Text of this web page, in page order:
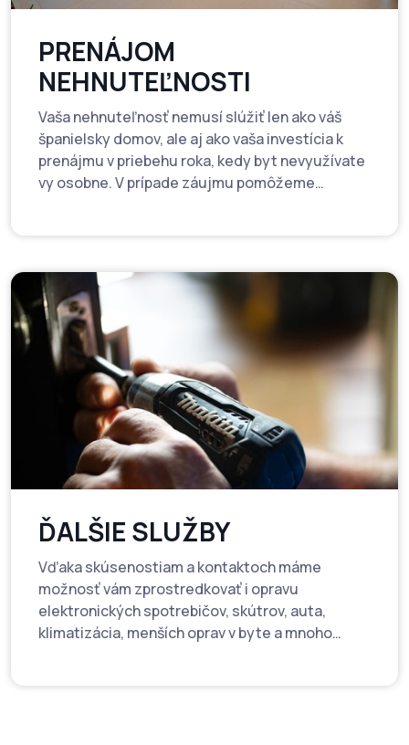
PRENÁJOM
NEHNUTEĽNOSTI
Vaša nehnuteľnosť nemusí slúžiť len ako váš
španielsky domov, ale aj ako vaša investícia k
prenájmu v priebehu roka, kedy byt nevyužívate
vy osobne. V prípade záujmu pomôžeme
ĎALŠIE SLUŽBY
Vďaka skúsenostiam a kontaktoch máme
možnosť vám zprostredkovať i opravu
elektronických spotrebičov, skútrov, auta,
klimatizácia, menších oprav v byte a mnoho